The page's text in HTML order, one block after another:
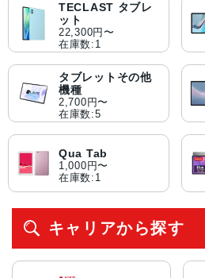
TECLAST タブレ
ット
22,300円〜
在庫数:1
タブレットその他
機種
2,700円〜
在庫数:5
Qua Tab
1,000円〜
在庫数:1
キャリアから探す